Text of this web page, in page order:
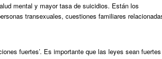
mental y mayor tasa de suicidios. Están los
transexuales, cuestiones familiares
fuertes’. Es importante que las leyes sean fuertes